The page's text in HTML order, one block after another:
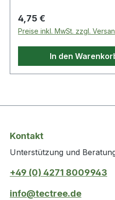
Regulärer Preis:
4,75 €
Preise inkl. MwSt. zzgl.
In den
Kontakt
Unterstützung und
+49 (0) 4271 8009943
info@tectree.de